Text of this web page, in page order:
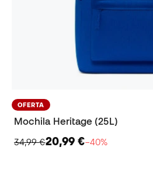
OFERTA
Mochila Heritage (25L)
34,99 €20,99 €−40%